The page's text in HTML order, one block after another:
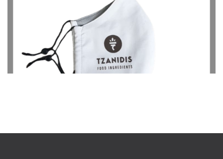
Μάσκες